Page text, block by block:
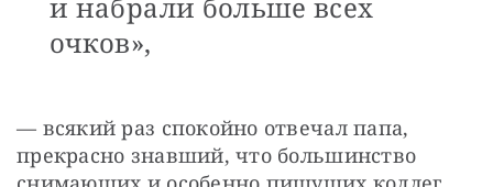
очков»,
— всякий раз спокойно отвечал папа,
прекрасно знавший, что большинство